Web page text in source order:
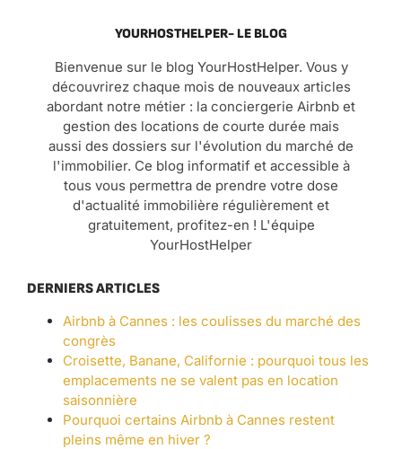
YOURHOSTHELPER- LE BLOG
Bienvenue sur le blog YourHostHelper. Vous y
découvrirez chaque mois de nouveaux articles
abordant notre métier : la conciergerie Airbnb et
gestion des locations de courte durée mais
aussi des dossiers sur l'évolution du marché de
l'immobilier. Ce blog informatif et accessible à
tous vous permettra de prendre votre dose
d'actualité immobilière régulièrement et
gratuitement, profitez-en ! L'équipe
YourHostHelper
DERNIERS ARTICLES
Airbnb à Cannes : les coulisses du marché des
congrès
Croisette, Banane, Californie : pourquoi tous les
emplacements ne se valent pas en location
saisonnière
Pourquoi certains Airbnb à Cannes restent
pleins même en hiver ?